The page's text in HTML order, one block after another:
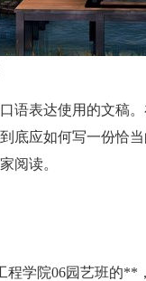
语表达使用的文稿
底应如何写一份恰
阅读。
程学院06园艺班的